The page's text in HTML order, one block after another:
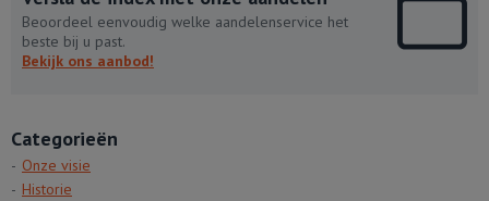
Beoordeel eenvoudig welke aandelenservice het
beste bij u past.
Bekijk ons aanbod!
Categorieën
Onze visie
Historie